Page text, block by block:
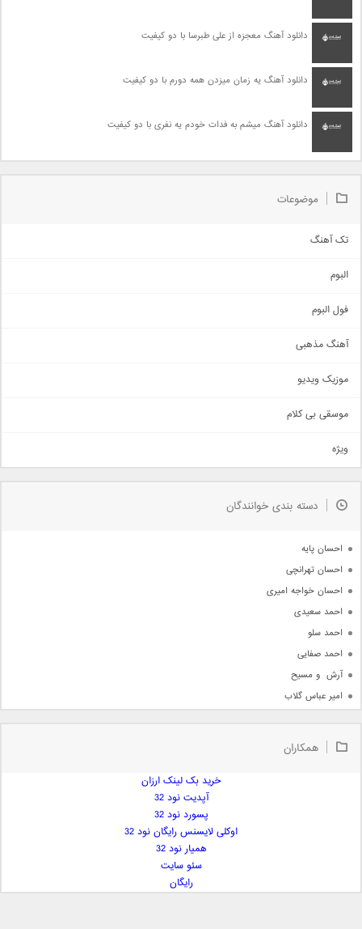
دانلود آهنگ معجزه از علی طبرسا با دو کیفیت
دانلود آهنگ یه زمان میزدن همه دورم با دو کیفیت
دانلود آهنگ میشم به فدات خودم یه نفری با دو کیفیت
موضوعات
تک آهنگ
اجتماعی
حماسی
سنتی
اهنگ بندرعباسی
دمو
مذهبی
جدیدترین ها
البوم
فول البوم
آهنگ مذهبی
موزیک ویدیو
موسقی بی کلام
ویژه
دسته بندی خوانندگان
احسان پایه
احسان تهرانچی
احسان خواجه امیری
احمد سعیدی
احمد سلو
احمد صفایی
آرش  و مسیح
امیر عباس گلاب
امیر علی
همکاران
خرید بک لینک ارزان
آپدیت نود 32
پسورد نود 32
اوکلی لایسنس رایگان نود 32
همیار نود 32
سئو سایت
رایگان